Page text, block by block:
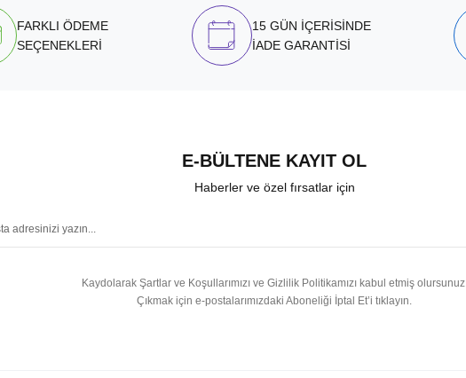
FARKLI ÖDEME
SEÇENEKLERİ
15 GÜN İÇERİSİNDE
İADE GARANTİSİ
E-BÜLTENE KAYIT OL
Haberler ve özel fırsatlar için
Kaydolarak Şartlar ve Koşullarımızı ve Gizlilik Politikamızı kabul etmiş olursunuz.
Çıkmak için e-postalarımızdaki Aboneliği İptal Et’i tıklayın.